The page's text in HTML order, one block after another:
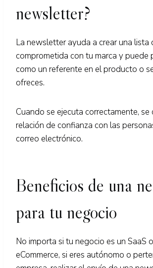
newsletter?
La newsletter ayuda a crear una lista
comprometida con tu marca y puede
como un referente en el producto o
ofreces.
Cuando se ejecuta correctamente, se
relación de confianza con las
correo electrónico.
Beneficios de una
para tu negocio
No importa si tu negocio es un SaaS
eCommerce, si eres autónomo o